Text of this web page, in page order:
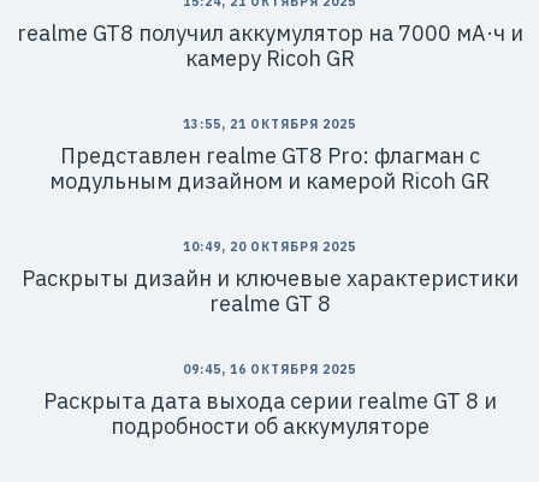
realme GT8 получил аккумулятор на 7000 мА·ч и
камеру Ricoh GR
13:55, 21 ОКТЯБРЯ 2025
Представлен realme GT8 Pro: флагман с
модульным дизайном и камерой Ricoh GR
10:49, 20 ОКТЯБРЯ 2025
Раскрыты дизайн и ключевые характеристики
realme GT 8
09:45, 16 ОКТЯБРЯ 2025
Раскрыта дата выхода серии realme GT 8 и
подробности об аккумуляторе